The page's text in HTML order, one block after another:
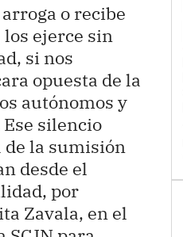
o recibe
ejerce sin
si nos
opuesta de la
autónomos y
silencio
la sumisión
desde el
por
Zavala, en el